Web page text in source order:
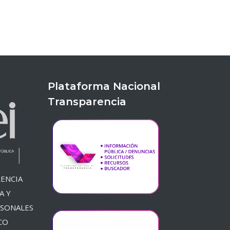
Y
Plataforma Nacional
Transparencia